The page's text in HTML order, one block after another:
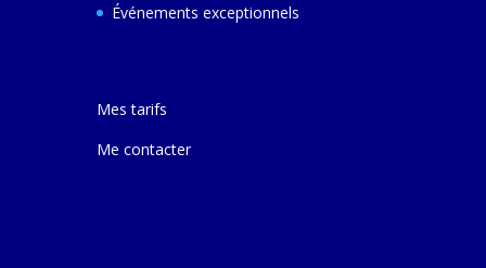
Événements exceptionnels
Mes tarifs
Me contacter